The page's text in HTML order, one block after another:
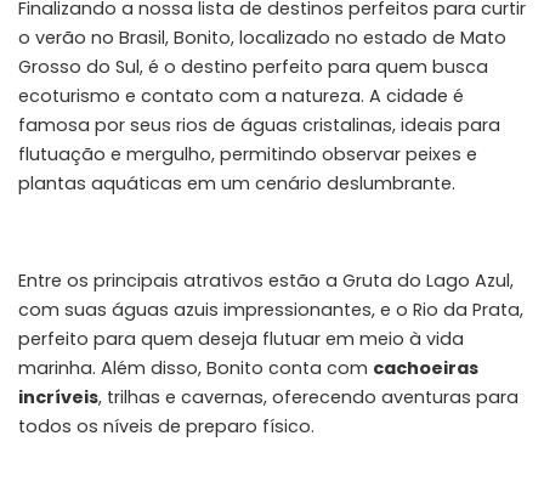
Finalizando a nossa lista de destinos perfeitos para curtir
o verão no Brasil, Bonito, localizado no estado de Mato
Grosso do Sul, é o destino perfeito para quem busca
ecoturismo e contato com a natureza. A cidade é
famosa por seus rios de águas cristalinas, ideais para
flutuação e mergulho, permitindo observar peixes e
plantas aquáticas em um cenário deslumbrante.
Entre os principais atrativos estão a Gruta do Lago Azul,
com suas águas azuis impressionantes, e o Rio da Prata,
perfeito para quem deseja flutuar em meio à vida
marinha. Além disso, Bonito conta com cachoeiras
incríveis, trilhas e cavernas, oferecendo aventuras para
todos os níveis de preparo físico.